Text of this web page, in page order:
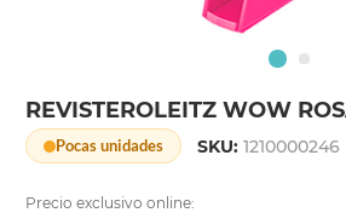
REVISTEROLEITZ WOW
Pocas unidades SKU:1210000246
Precio exclusivo online: